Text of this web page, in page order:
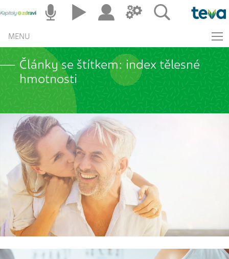
MENU
Články se štítkem: index tělesné
hmotnosti